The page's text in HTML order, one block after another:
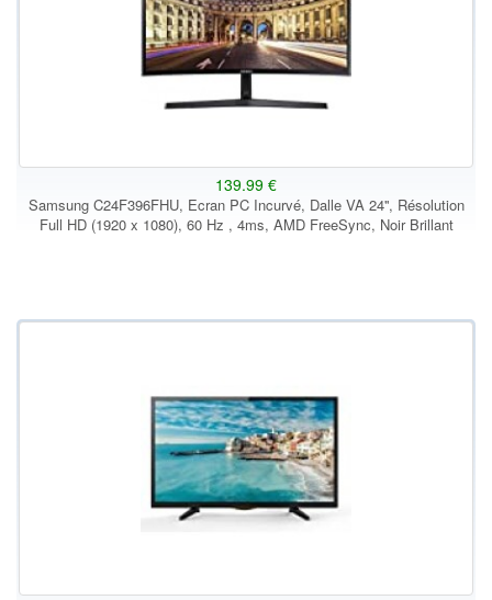
139.99 €
Samsung C24F396FHU, Ecran PC Incurvé, Dalle VA 24'', Résolution
Full HD (1920 x 1080), 60 Hz , 4ms, AMD FreeSync, Noir Brillant